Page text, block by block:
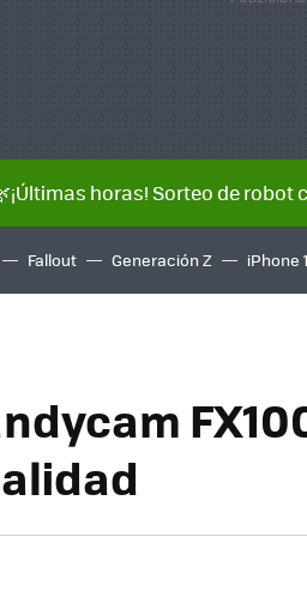
horas! Sorteo de robot
Fallout Generación Z iPhone